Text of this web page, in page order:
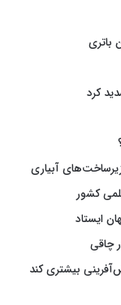
باتری
آبیاری
کشور
ایستاد
چاقی
بیشتری کند